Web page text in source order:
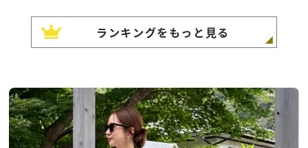
ランキングをもっと見る